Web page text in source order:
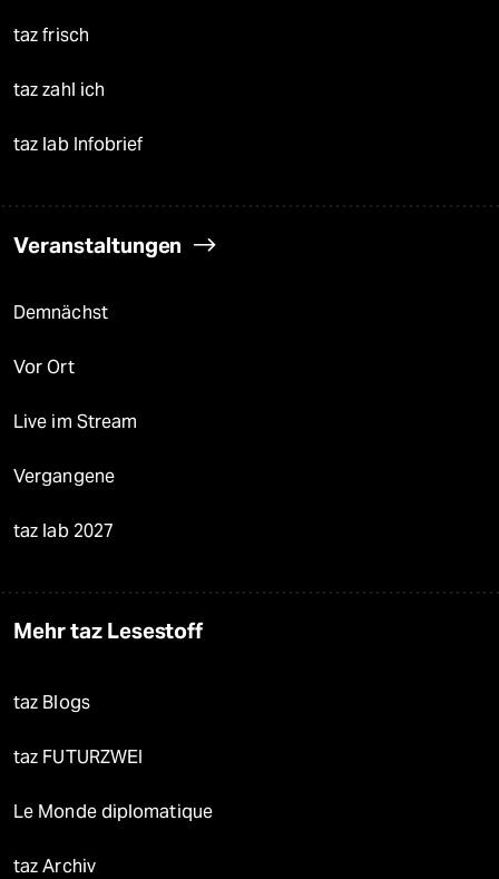
taz frisch
taz zahl ich
taz lab Infobrief
Veranstaltungen
Demnächst
Vor Ort
Live im Stream
Vergangene
taz lab 2027
Mehr taz Lesestoff
taz Blogs
taz FUTURZWEI
Le Monde diplomatique
taz Archiv